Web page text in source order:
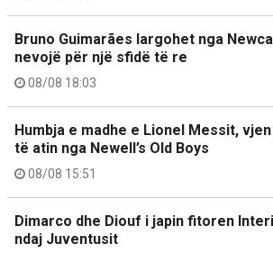
Bruno Guimarães largohet nga
nevojë për një sfidë të re
08/08 18:03
Humbja e madhe e Lionel Messit,
të atin nga Newell’s Old Boys
08/08 15:51
Dimarco dhe Diouf i japin fitoren
ndaj Juventusit